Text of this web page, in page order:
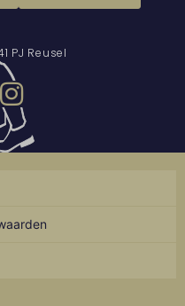
PJ Reusel